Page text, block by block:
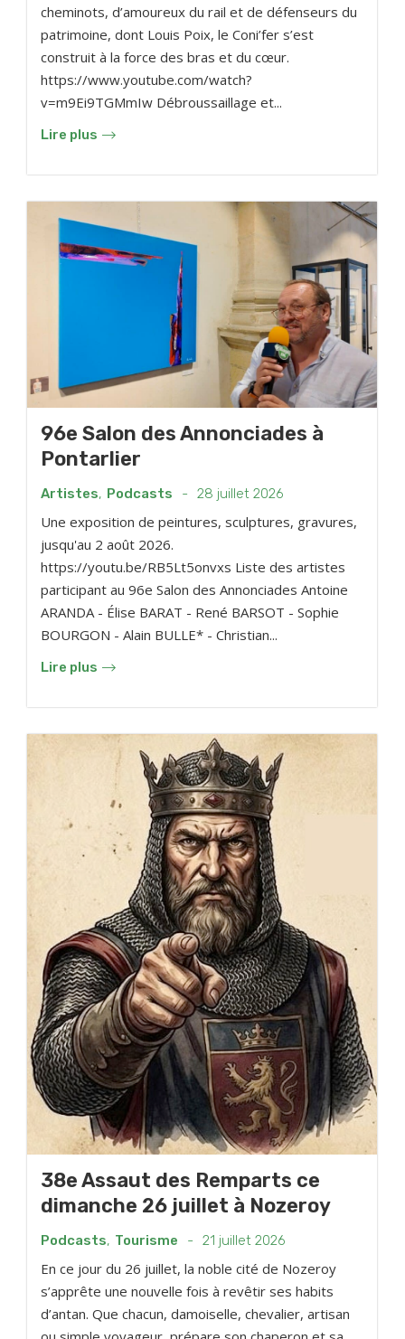
cheminots, d’amoureux du rail et de défenseurs du
patrimoine, dont Louis Poix, le Coni’fer s’est
construit à la force des bras et du cœur.
https://www.youtube.com/watch?
v=m9Ei9TGMmIw Débroussaillage et...
Lire plus
96e Salon des Annonciades à
Pontarlier
Artistes, Podcasts - 28 juillet 2026
Une exposition de peintures, sculptures, gravures,
jusqu'au 2 août 2026.
https://youtu.be/RB5Lt5onvxs Liste des artistes
participant au 96e Salon des Annonciades Antoine
ARANDA - Élise BARAT - René BARSOT - Sophie
BOURGON - Alain BULLE* - Christian...
Lire plus
38e Assaut des Remparts ce
dimanche 26 juillet à Nozeroy
Podcasts, Tourisme - 21 juillet 2026
En ce jour du 26 juillet, la noble cité de Nozeroy
s’apprête une nouvelle fois à revêtir ses habits
d’antan. Que chacun, damoiselle, chevalier, artisan